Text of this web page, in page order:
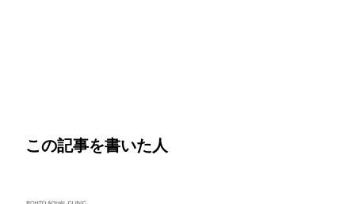
この記事を書いた人